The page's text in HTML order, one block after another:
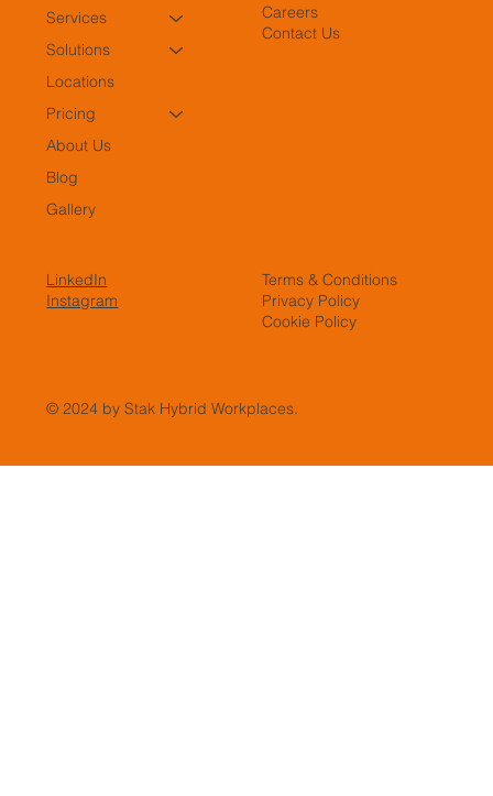
Services
Solutions
Locations
Pricing
About Us
Blog
Gallery
Careers
Contact Us
Terms & Conditions
Privacy Policy
Cookie Policy
LinkedIn
Instagram
© 2024 by Stak Hybrid Workplaces.